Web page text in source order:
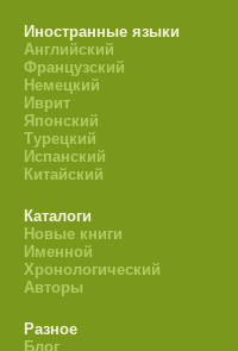
Иностранные языки
Английский
Французский
Немецкий
Иврит
Японский
Турецкий
Испанский
Китайский
Каталоги
Новые книги
Именной
Хронологический
Авторы
Разное
Блог